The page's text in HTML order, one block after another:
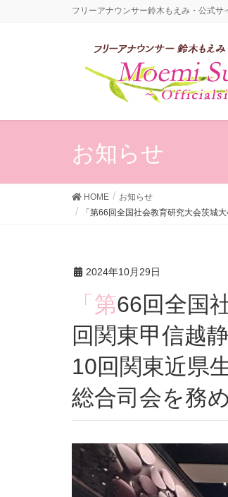
フリーアナウンサー鈴木もえみ・公式サ
お知らせ
HOME
お知らせ
「第66回全国社会教育研究大会茨城
2024年10月29日
「第66回全国社会教育研究大会茨城大会」・「第55
回関東甲信越
10回関東近県
総合司会を務